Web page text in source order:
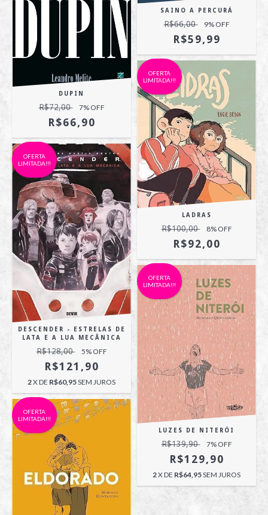
DUPIN
R$72,00 7% OFF
R$66,90
SAINO A PERCURÁ
R$66,00 9% OFF
R$59,99
OFERTA
LIMITADA!!!
DESCENDER - ESTRELAS DE
LATA E A LUA MECÂNICA
R$128,00 5% OFF
R$121,90
2X DE R$60,95SEM JUROS
OFERTA
LIMITADA!!!
LADRAS
R$100,00 8% OFF
R$92,00
OFERTA
LIMITADA!!!
OFERTA
LIMITADA!!!
LUZES DE NITERÓI
R$139,90 7% OFF
R$129,90
2X DE R$64,95SEM JUROS